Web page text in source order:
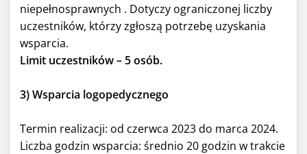
niepełnosprawnych . Dotyczy ograniczonej liczby
uczestników, którzy zgłoszą potrzebę uzyskania
wsparcia.
Limit uczestników – 5 osób.
3) Wsparcia logopedycznego
Termin realizacji: od czerwca 2023 do marca 2024.
Liczba godzin wsparcia: średnio 20 godzin w trakcie